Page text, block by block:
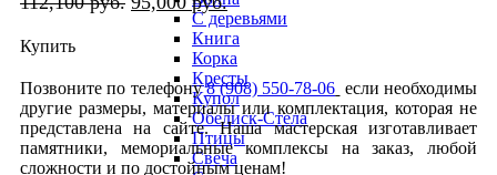
С деревьями
Книга
Корка
Кресты
Купол
Обелиск-Стела
Птицы
Свеча
Купить
Позвоните по телефону8 (908) 550-78-06 если необходимы
другие размеры, материалы или комплектация, которая не
представлена на сайте. Наша мастерская изготавливает
памятники, мемориальные комплексы на заказ, любой
сложности и по достойным ценам!